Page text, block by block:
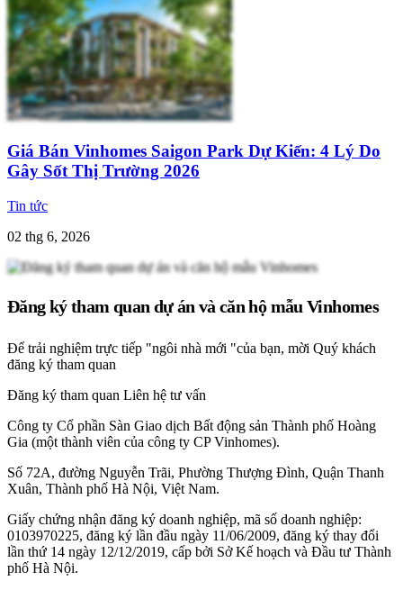
Giá Bán Vinhomes Saigon Park Dự Kiến: 4 Lý Do
Gây Sốt Thị Trường 2026
Tin tức
02 thg 6, 2026
Đăng ký tham quan dự án và căn hộ mẫu Vinhomes
Để trải nghiệm trực tiếp "ngôi nhà mới "của bạn, mời Quý khách
đăng ký tham quan
Đăng ký tham quan Liên hệ tư vấn
Công ty Cổ phần Sàn Giao dịch Bất động sản Thành phố Hoàng
Gia (một thành viên của công ty CP Vinhomes).
Số 72A, đường Nguyễn Trãi, Phường Thượng Đình, Quận Thanh
Xuân, Thành phố Hà Nội, Việt Nam.
Giấy chứng nhận đăng ký doanh nghiệp, mã số doanh nghiệp:
0103970225, đăng ký lần đầu ngày 11/06/2009, đăng ký thay đổi
lần thứ 14 ngày 12/12/2019, cấp bởi Sở Kế hoạch và Đầu tư Thành
phố Hà Nội.